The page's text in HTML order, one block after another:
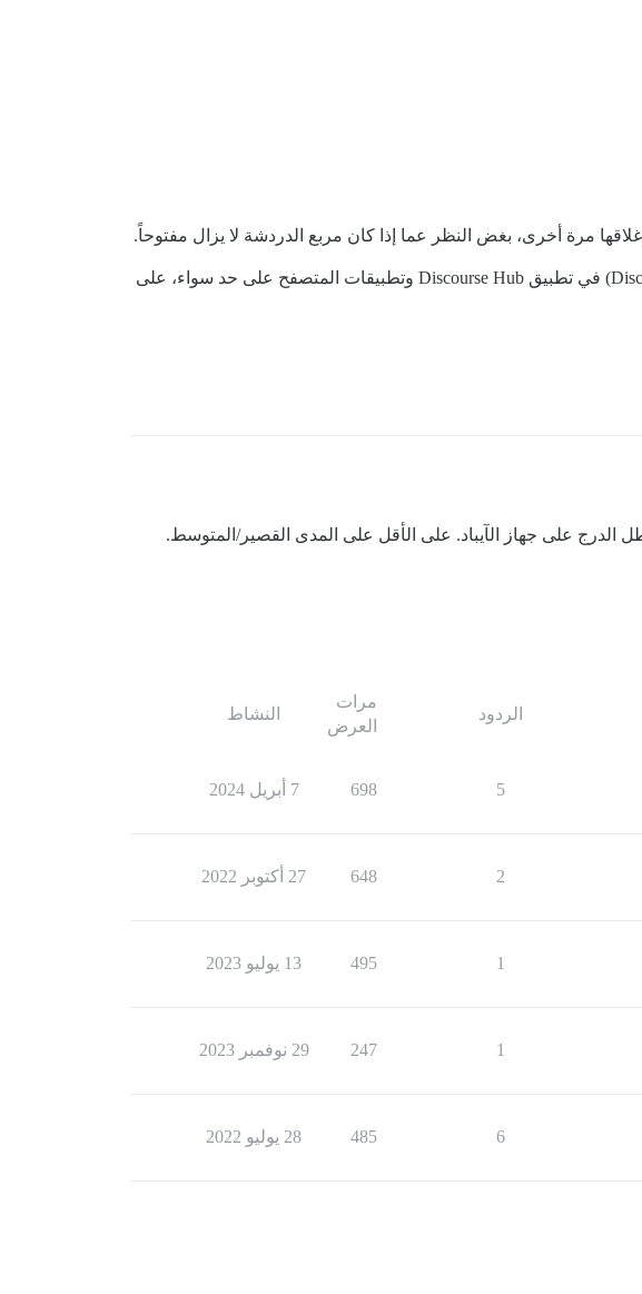
مرة أخرى، بغض النظر عما إذا كان مربع الدردشة لا يزال مفتوحاً.
(لقطة الشاشة أعلاه) وكذلك في هذا المنتدى (Discourse Meta) في تطبيق Discourse Hub وتطبيقات المتصفح على حد سواء، على
الدرج على جهاز الآيباد. على الأقل على المدى القصير/المتوسط.
الردود
مرات
العرض
النشاط
5
698 7 أبريل 2024
2
648 27 أكتوبر 2022
1
495 13 يوليو 2023
1
247 29 نوفمبر 2023
6
485 28 يوليو 2022